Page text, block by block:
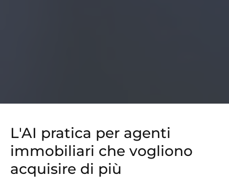
L'AI pratica per agenti
immobiliari che vogliono
acquisire di più